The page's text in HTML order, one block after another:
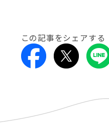
この記事をシェアする